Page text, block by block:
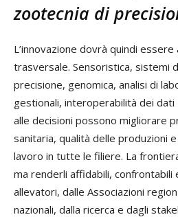
zootecnia di
L’innovazione dovrà quindi
trasversale. Sensoristica, sistemi
precisione, genomica, analisi di
gestionali, interoperabilità dei
alle decisioni possono migliorare
sanitaria, qualità delle produzioni
lavoro in tutte le filiere. La
ma renderli affidabili, confrontabili
allevatori, dalle Associazioni
nazionali, dalla ricerca e dagli